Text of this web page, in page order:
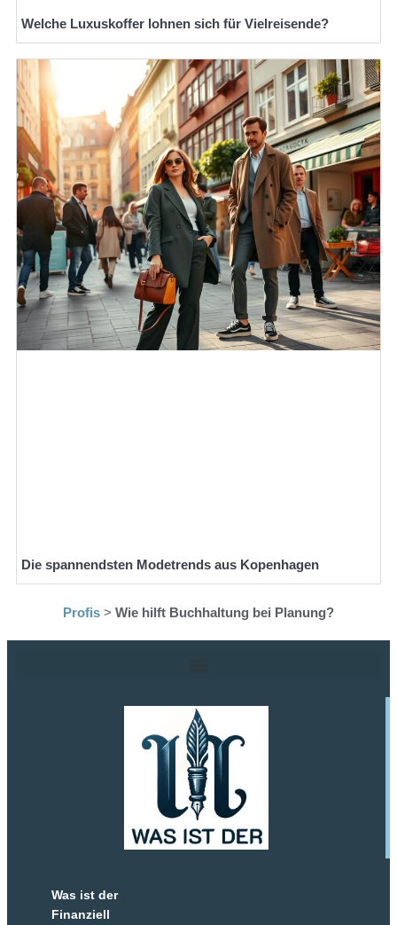
Welche Luxuskoffer lohnen sich für Vielreisende?
Die spannendsten Modetrends aus Kopenhagen
Profis > Wie hilft Buchhaltung bei Planung?
Was ist der
Finanziell